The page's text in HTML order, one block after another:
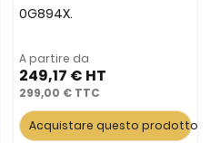
0G894X.
A partire da
249,17 €
299,00 €
Acquistare questo prodotto